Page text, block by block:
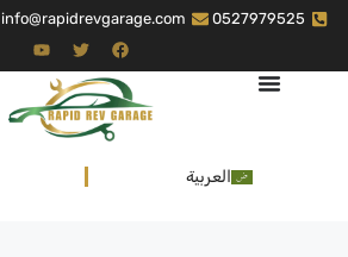
0527979525
info@rapidrevgarage.com
العربية